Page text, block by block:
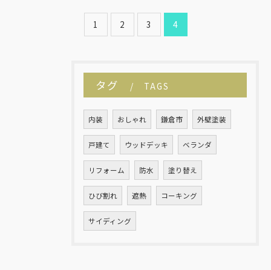
1 2 3 4
タグ TAGS
内装 おしゃれ 鎌倉市 外壁塗装
戸建て ウッドデッキ ベランダ
リフォーム 防水 塗り替え
ひび割れ 遮熱 コーキング
サイディング